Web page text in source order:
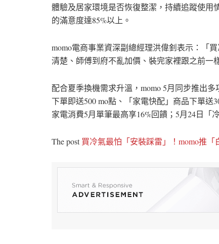
體驗及居家環境是否恢復整潔，持續追蹤使用
的滿意度達85%以上。
momo電商事業資深副總經理洪偉釗表示：「
清楚、師傅到府不亂加價、裝完家裡跟之前一
配合夏季換機需求升溫，momo 5月同步推出
下單即送500 mo點、「家電快配」商品下單送
家電消費5月單筆最高享16%回饋；5月24日「
The post買冷氣最怕「安裝踩雷」！momo推「